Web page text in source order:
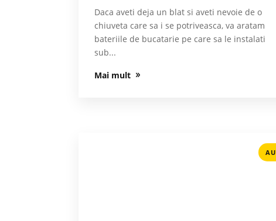
Daca aveti deja un blat si aveti nevoie de o
chiuveta care sa i se potriveasca, va aratam
bateriile de bucatarie pe care sa le instalati
sub...
Mai mult